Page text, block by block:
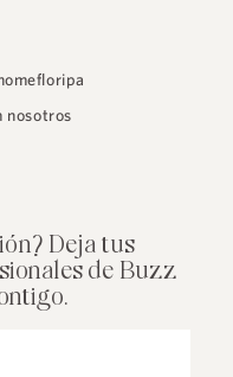
nosotros
Deja tus
de Buzz